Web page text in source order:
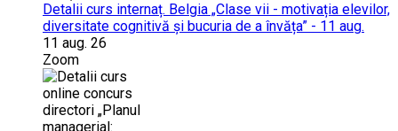
Detalii curs internaț. Belgia „Clase vii - motivația elevilor,
diversitate cognitivă și bucuria de a învăța” - 11 aug.
11 aug. 26
Zoom